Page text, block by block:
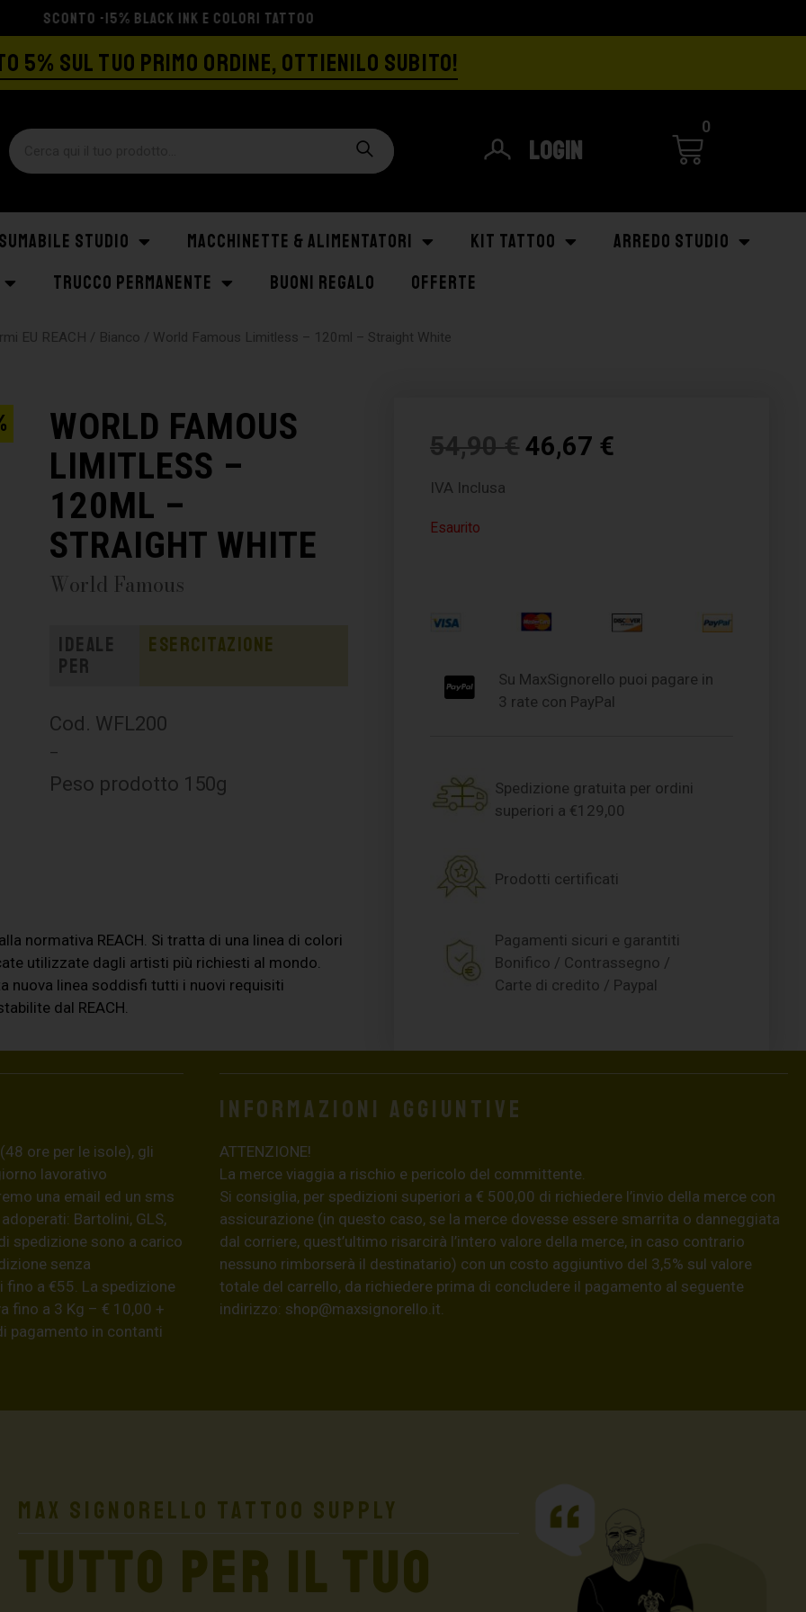
SPEDIZIONE GRATIS A PARTIRE DA €129
5% SUL TUO PRIMO ORDINE, OTTIENILO SUBITO!
Login
0
STUDIO MACCHINETTE & ALIMENTATORI KIT TATTOO
ARREDO STUDIO
TRUCCO PERMANENTE
BUONI REGALO OFFERTE
EU REACH / Bianco / World Famous Limitless – 120ml – Straight White
WORLD FAMOUS
LIMITLESS –
120ML –
STRAIGHT WHITE
World Famous
Ideale
per
Esercitazione
Cod. WFL200
–
Peso prodotto 150g
normativa REACH. Si tratta di una linea di colori
utilizzate dagli artisti più richiesti al mondo.
nuova linea soddisfi tutti i nuovi requisiti
dal REACH.
54,90€ 46,67 €
IVA Inclusa
Esaurito
Su MaxSignorello puoi pagare in
3 rate con PayPal
Spedizione gratuita per ordini
superiori a €129,00
Prodotti certificati
Pagamenti sicuri e garantiti
Bonifico / Contrassegno /
Carte di credito / Paypal
ore per le isole), gli
lavorativo
una email ed un sms
Bartolini, GLS,
spedizione sono a carico
senza
a €55. La spedizione
fino a 3 Kg – € 10,00 +
pagamento in contanti
Informazioni aggiuntive
ATTENZIONE!
La merce viaggia a rischio e pericolo del committente.
Si consiglia, per spedizioni superiori a € 500,00 di richiedere l’invio della merce con
assicurazione (in questo caso, se la merce dovesse essere smarrita o danneggiata
dal corriere, quest’ultimo risarcirà l’intero valore della merce, in caso contrario
nessuno rimborserà il destinatario) con un costo aggiuntivo del 3,5% sul valore
totale del carrello, da richiedere prima di concludere il pagamento al seguente
indirizzo: shop@maxsignorello.it
Max Signorello Tattoo Supply
TUTTO PER IL TUO